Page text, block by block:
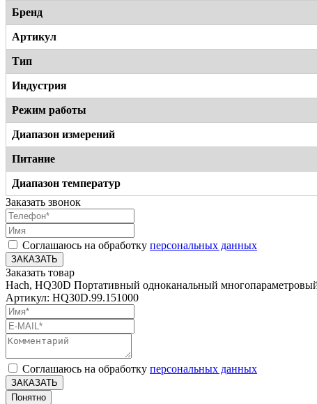
Бренд
Артикул
Тип
Индустрия
Режим работы
Диапазон измерений
Питание
Диапазон температур
Заказать звонок
Соглашаюсь на обработку персональных данных
ЗАКАЗАТЬ
Заказать товар
Hach, HQ30D Портативный одноканальный
Артикул: HQ30D.99.151000
Соглашаюсь на обработку персональных данных
ЗАКАЗАТЬ
Понятно